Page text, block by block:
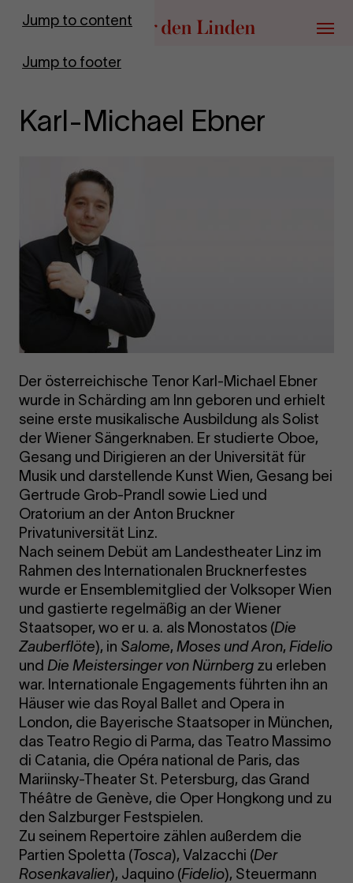
Jump to content
Jump to footer
Go to homepage
Menu
Karl-Michael Ebner
Der österreichische Tenor Karl-Michael Ebner
wurde in Schärding am Inn geboren und erhielt
seine erste musikalische Ausbildung als Solist
der Wiener Sängerknaben. Er studierte Oboe,
Gesang und Dirigieren an der Universität für
Musik und darstellende Kunst Wien, Gesang bei
Gertrude Grob-Prandl sowie Lied und
Oratorium an der Anton Bruckner
Privatuniversität Linz.
Nach seinem Debüt am Landestheater Linz im
Rahmen des Internationalen Brucknerfestes
wurde er Ensemblemitglied der Volksoper Wien
und gastierte regelmäßig an der Wiener
Staatsoper, wo er u. a. als Monostatos (Die
Zauberflöte), in Salome, Moses und Aron, Fidelio
und Die Meistersinger von Nürnberg zu erleben
war. Internationale Engagements führten ihn an
Häuser wie das Royal Ballet and Opera in
London, die Bayerische Staatsoper in München,
das Teatro Regio di Parma, das Teatro Massimo
di Catania, die Opéra national de Paris, das
Mariinsky-Theater St. Petersburg, das Grand
Théâtre de Genève, die Oper Hongkong und zu
den Salzburger Festspielen.
Zu seinem Repertoire zählen außerdem die
Partien Spoletta (Tosca), Valzacchi (Der
Rosenkavalier), Jaquino (Fidelio), Steuermann